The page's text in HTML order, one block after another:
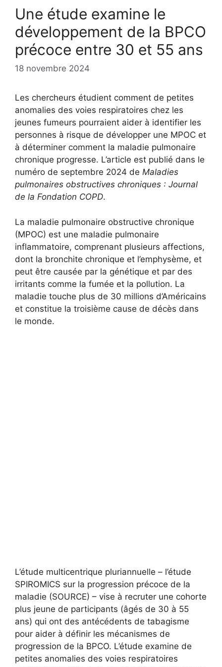
Une étude examine le
développement de la BPCO
précoce entre 30 et 55 ans
18 novembre 2024
Les chercheurs étudient comment de petites
anomalies des voies respiratoires chez les
jeunes fumeurs pourraient aider à identifier les
personnes à risque de développer une MPOC et
à déterminer comment la maladie pulmonaire
chronique progresse. L’article est publié dans le
numéro de septembre 2024 de Maladies
pulmonaires obstructives chroniques : Journal
de la Fondation COPD.
La maladie pulmonaire obstructive chronique
(MPOC) est une maladie pulmonaire
inflammatoire, comprenant plusieurs affections,
dont la bronchite chronique et l’emphysème, et
peut être causée par la génétique et par des
irritants comme la fumée et la pollution. La
maladie touche plus de 30 millions d’Américains
et constitue la troisième cause de décès dans
le monde.
L’étude multicentrique pluriannuelle – l’étude
SPIROMICS sur la progression précoce de la
maladie (SOURCE) – vise à recruter une cohorte
plus jeune de participants (âgés de 30 à 55
ans) qui ont des antécédents de tabagisme
pour aider à définir les mécanismes de
progression de la BPCO. L’étude examine de
petites anomalies des voies respiratoires